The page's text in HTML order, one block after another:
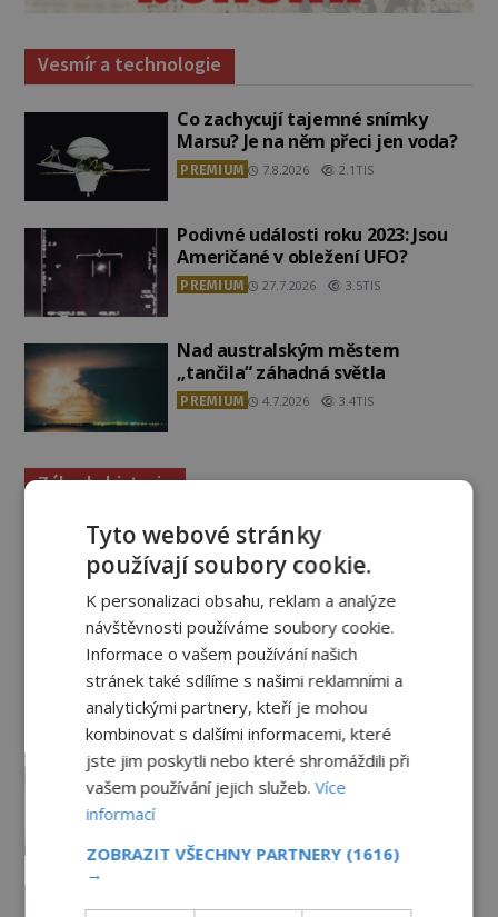
Vesmír a technologie
Co zachycují tajemné snímky
Marsu? Je na něm přeci jen voda?
PREMIUM 7.8.2026 2.1TIS
Podivné události roku 2023: Jsou
Američané v obležení UFO?
PREMIUM 27.7.2026 3.5TIS
Nad australským městem
„tančila“ záhadná světla
PREMIUM 4.7.2026 3.4TIS
Záhady historie
Ayia Napa: Kyperské vodní
monstrum s mírumilovnou
povahou
7.8.2026 4.8TIS
Ztracený hrob svatého Mikuláše:
Tajná výprava, která odnesla
nejslavnější relikvii do Itálie
7.8.2026 2.3TIS
Kam zmizely ostatky světců?
Relikvie, které putují Evropou a
6.8.2026 3.0TIS
Tyto webové stránky
používají soubory cookie.
K personalizaci obsahu, reklam a analýze
návštěvnosti používáme soubory cookie.
Informace o vašem používání našich
stránek také sdílíme s našimi reklamními a
analytickými partnery, kteří je mohou
kombinovat s dalšími informacemi, které
jste jim poskytli nebo které shromáždili při
vašem používání jejich služeb.Více
informací
ZOBRAZIT VŠECHNY PARTNERY (1616)
→